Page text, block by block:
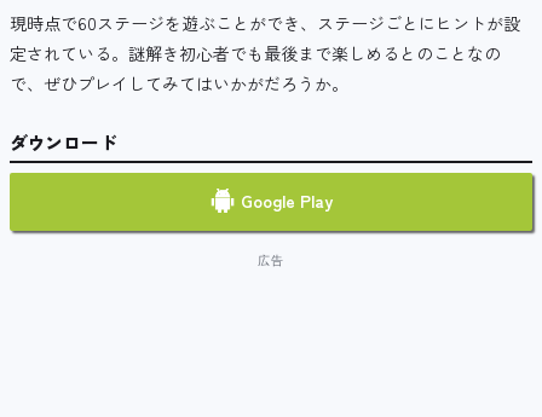
現時点で60ステージを遊ぶことができ、 ステージごとにヒントが設
定されている。謎解き初心者でも最後まで楽しめるとのことなの
で、ぜひプレイしてみてはいかがだろうか。
ダウンロード
Google Play